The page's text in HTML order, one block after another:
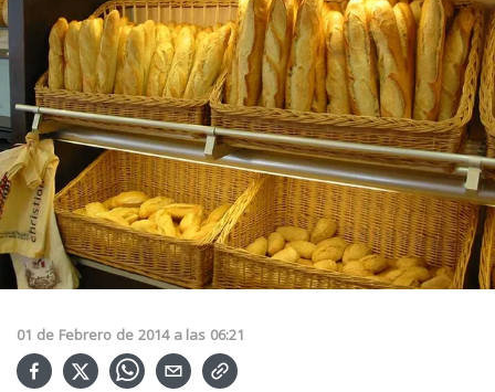
01 de Febrero de 2014 a las 06:21